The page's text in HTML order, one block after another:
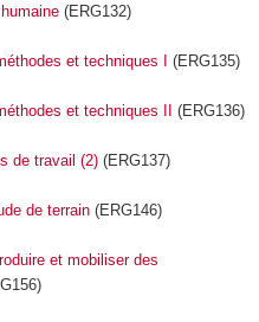
(ERG132)
et techniques I (ERG135)
et techniques II (ERG136)
de travail (2) (ERG137)
de terrain (ERG146)
et mobiliser des